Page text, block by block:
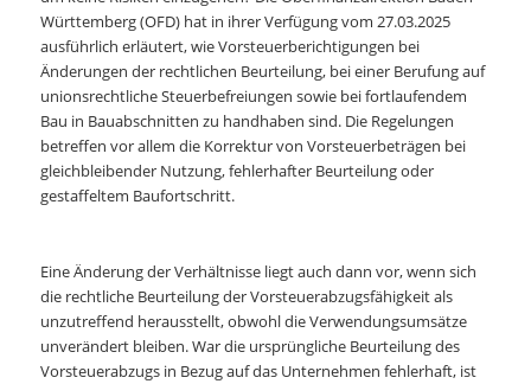
Württemberg (OFD) hat in ihrer Verfügung vom 27.03.2025
ausführlich erläutert, wie Vorsteuerberichtigungen bei
Änderungen der rechtlichen Beurteilung, bei einer Berufung auf
unionsrechtliche Steuerbefreiungen sowie bei fortlaufendem
Bau in Bauabschnitten zu handhaben sind. Die Regelungen
betreffen vor allem die Korrektur von Vorsteuerbeträgen bei
gleichbleibender Nutzung, fehlerhafter Beurteilung oder
gestaffeltem Baufortschritt.
Eine Änderung der Verhältnisse liegt auch dann vor, wenn sich
die rechtliche Beurteilung der Vorsteuerabzugsfähigkeit als
unzutreffend herausstellt, obwohl die Verwendungsumsätze
unverändert bleiben. War die ursprüngliche Beurteilung des
Vorsteuerabzugs in Bezug auf das Unternehmen fehlerhaft, ist